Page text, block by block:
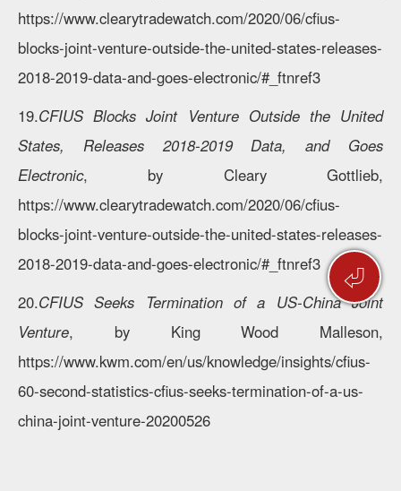
⏎
https://www.clearytradewatch.com/2020/06/cfius-
blocks-joint-venture-outside-the-united-states-releases-
2018-2019-data-and-goes-electronic/#_ftnref3
19.CFIUS Blocks Joint Venture Outside the United
States, Releases 2018-2019 Data, and Goes
Electronic, by Cleary Gottlieb,
https://www.clearytradewatch.com/2020/06/cfius-
blocks-joint-venture-outside-the-united-states-releases-
2018-2019-data-and-goes-electronic/#_ftnref3
20.CFIUS Seeks Termination of a US-China Joint
Venture, by King Wood Malleson,
https://www.kwm.com/en/us/knowledge/insights/cfius-
60-second-statistics-cfius-seeks-termination-of-a-us-
china-joint-venture-20200526